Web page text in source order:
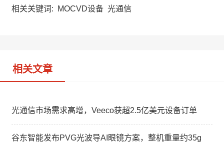
a
W
e
相关关键词: MOCVD设备 光通信
相关文章
光通信市场需求高增，Veeco获超2.5亿美元设备订单
谷东智能发布PVG光波导AI眼镜方案，整机重量约35g